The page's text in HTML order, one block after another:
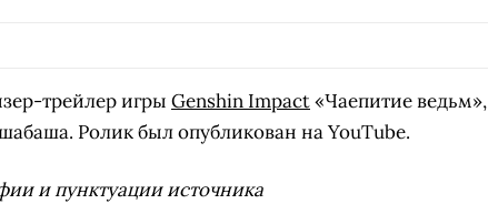
трейлер игры Genshin Impact«Чаепитие ведьм»,
Ролик был опубликован на YouTube.
и пунктуации источника